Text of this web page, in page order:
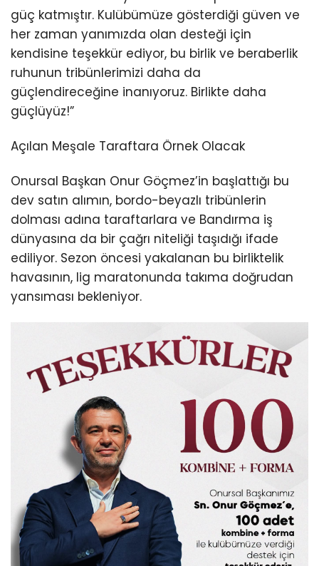
güç katmıştır. Kulübümüze gösterdiği güven ve
her zaman yanımızda olan desteği için
kendisine teşekkür ediyor, bu birlik ve beraberlik
ruhunun tribünlerimizi daha da
güçlendireceğine inanıyoruz. Birlikte daha
güçlüyüz!”
Açılan Meşale Taraftara Örnek Olacak
Onursal Başkan Onur Göçmez’in başlattığı bu
dev satın alımın, bordo-beyazlı tribünlerin
dolması adına taraftarlara ve Bandırma iş
dünyasına da bir çağrı niteliği taşıdığı ifade
ediliyor. Sezon öncesi yakalanan bu birliktelik
havasının, lig maratonunda takıma doğrudan
yansıması bekleniyor.